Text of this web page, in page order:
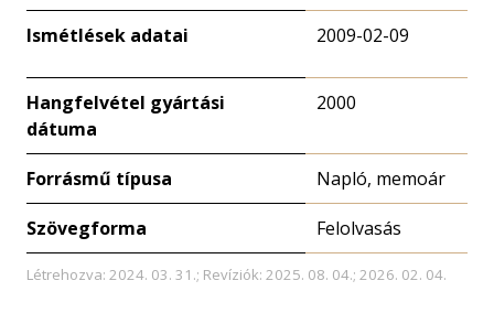
Ismétlések adatai 2009-02-09
Hangfelvétel gyártási
dátuma
2000
Forrásmű típusa Napló, memoár
Szövegforma Felolvasás
Létrehozva: 2024. 03. 31.; Revíziók: 2025. 08. 04.; 2026. 02. 04.